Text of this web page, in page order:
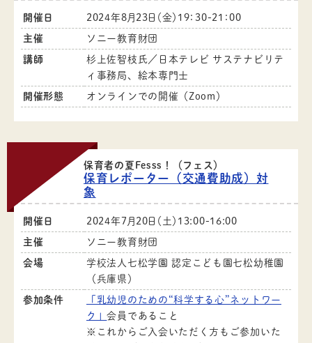
開催日 2024年8月23日（金）19：30-21：00
主催 ソニー教育財団
講師
杉上佐智枝氏／日本テレビ サステナビリテ
ィ事務局、絵本専門士
開催形態 オンラインでの開催（Zoom）
保育者の夏Fesss！（フェス）
保育レポーター（交通費助成）対
象
開催日 2024年7月20日（土）13:00-16:00
主催 ソニー教育財団
会場
学校法人七松学園 認定こども園七松幼稚園
（兵庫県）
参加条件
「乳幼児のための“科学する心”ネットワー
ク」会員であること
※これからご入会いただく方もご参加いた